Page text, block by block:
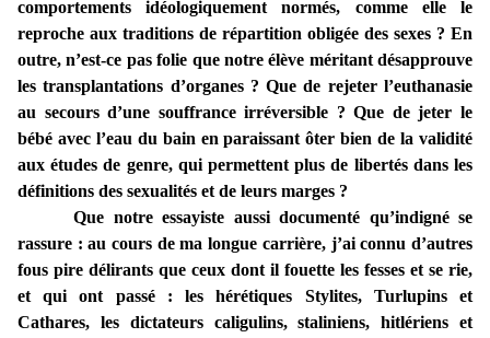
comportements idéologiquement normés, comme elle le
reproche aux traditions de répartition obligée des sexes ? En
outre, n’est-ce pas folie que notre élève méritant désapprouve
les transplantations d’organes ? Que de rejeter l’euthanasie
au secours d’une souffrance irréversible ? Que de jeter le
bébé avec l’eau du bain en paraissant ôter bien de la validité
aux études de genre, qui permettent plus de libertés dans les
définitions des sexualités et de leurs marges ?
Que notre essayiste aussi documenté qu’indigné se
rassure : au cours de ma longue carrière, j’ai connu d’autres
fous pire délirants que ceux dont il fouette les fesses et se rie,
et qui ont passé : les hérétiques Stylites, Turlupins et
Cathares, les dictateurs caligulins, staliniens, hitlériens et